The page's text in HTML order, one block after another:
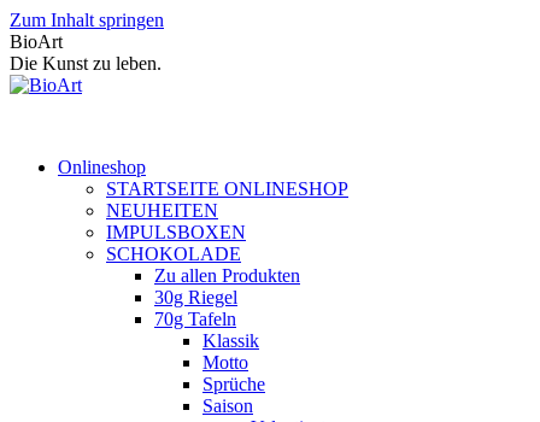
Zum Inhalt springen
BioArt
Die Kunst zu leben.
Onlineshop
STARTSEITE ONLINESHOP
NEUHEITEN
IMPULSBOXEN
SCHOKOLADE
Zu allen Produkten
30g Riegel
70g Tafeln
Klassik
Motto
Sprüche
Saison